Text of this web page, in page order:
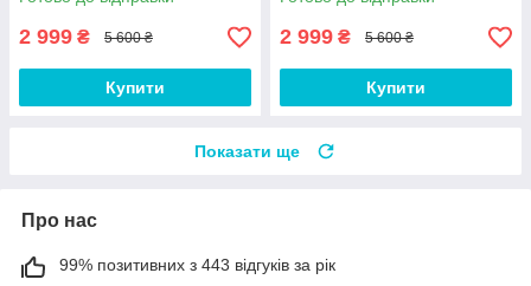
2 999 ₴ 5 600 ₴
Купити
2 999 ₴ 5 600 ₴
Купити
Показати ще
Про нас
99% позитивних з 443 відгуків за рік